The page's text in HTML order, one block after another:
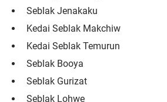
Seblak Jenakaku
Kedai Seblak Makchiw
Kedai Seblak Temurun
Seblak Booya
Seblak Gurizat
Seblak Lohwe